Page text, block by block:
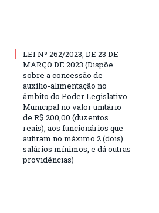
LEI Nº 262/2023, DE 23 DE
MARÇO DE 2023 (Dispõe
sobre a concessão de
auxílio-alimentação no
âmbito do Poder Legislativo
Municipal no valor unitário
de R$ 200,00 (duzentos
reais), aos funcionários que
aufiram no máximo 2 (dois)
salários mínimos, e dá outras
providências)